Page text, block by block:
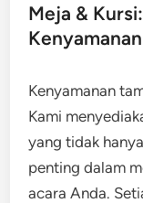
Meja &
Kenyamanan
Kami
yang tidak
penting dalam
acara Anda.